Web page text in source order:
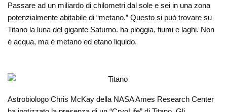
Passare ad un miliardo di chilometri dal sole e sei in una zona
potenzialmente abitabile di “metano.” Questo si può trovare su
Titano la luna del gigante Saturno. ha pioggia, fiumi e laghi. Non
è acqua, ma è metano ed etano liquido.
Astrobiologo Chris McKay della NASA Ames Research Center